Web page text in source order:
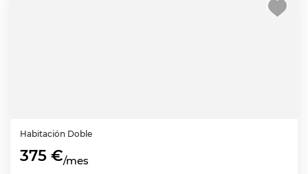
Habitación Doble
375 €/mes